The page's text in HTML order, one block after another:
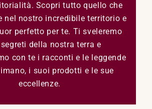
Scopri tutto quello che
nel nostro incredibile territorio e
perfetto per te. Ti sveleremo
della nostra terra e
con te i racconti e le leggende
i suoi prodotti e le sue
eccellenze.